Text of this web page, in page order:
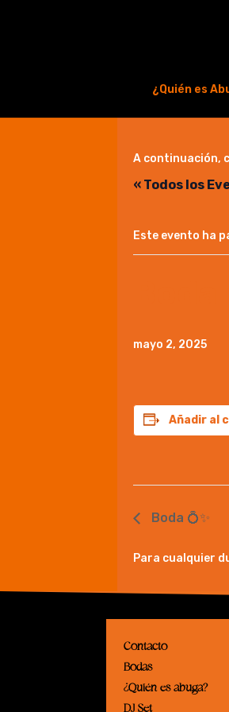
¿Quién es
A continuación,
« Todos los
Este evento ha
mayo 2, 2025
Añadir al
Boda 💍✨
Para cualquier
Contacto
Bodas
¿Quién es abuga?